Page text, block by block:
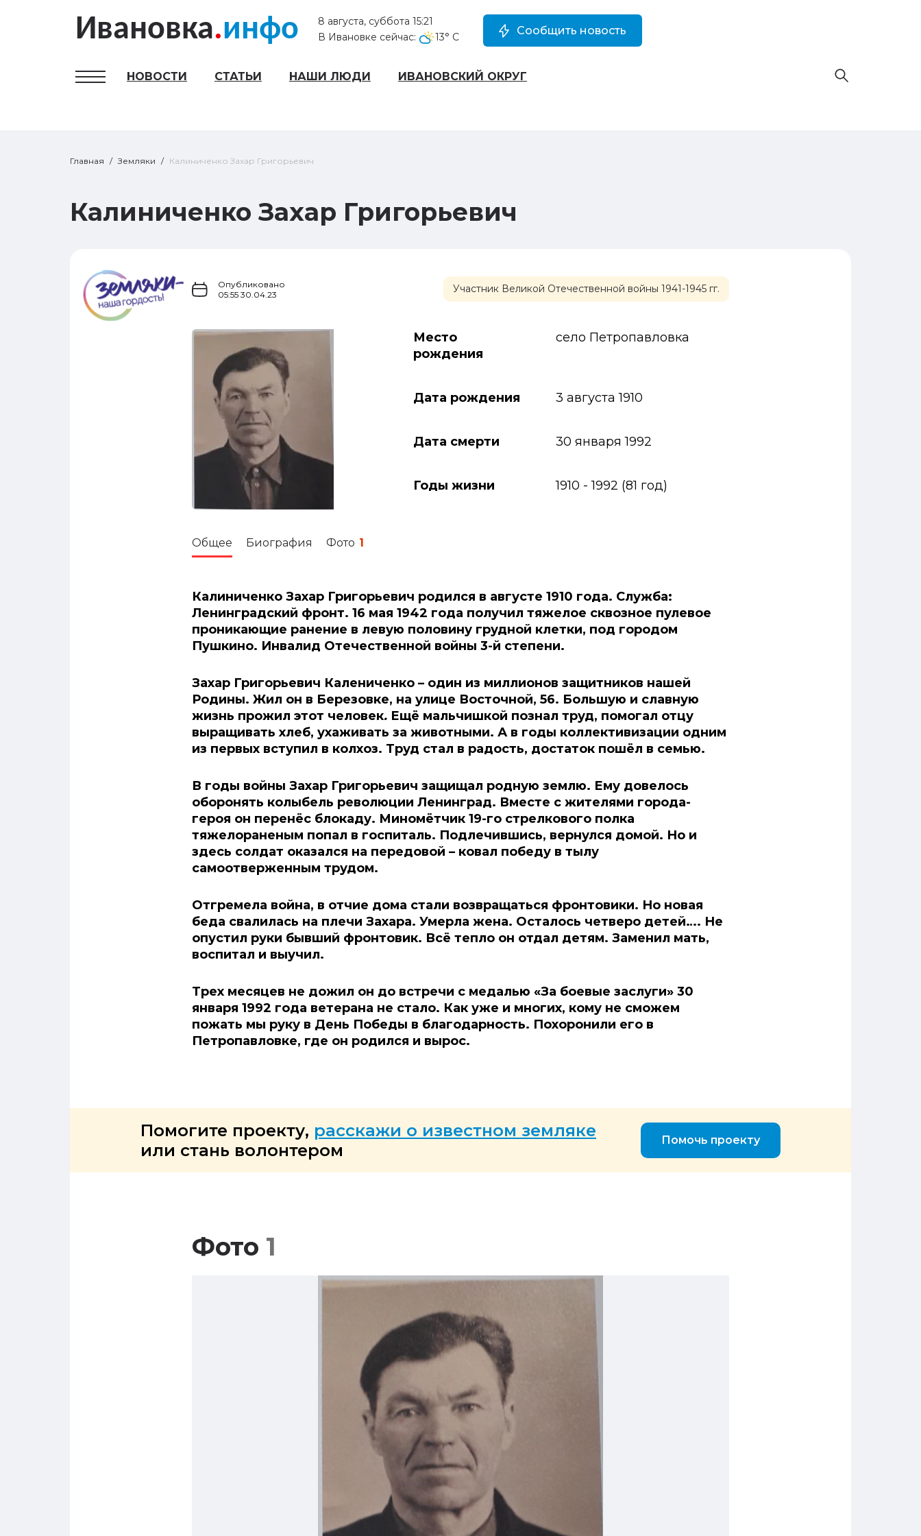
Ивановка.инфо
8 августа, суббота 15:21
В Ивановке сейчас:
13° C Сообщить новость
Гамбургер меню
НОВОСТИ СТАТЬИ НАШИ ЛЮДИ ИВАНОВСКИЙ ОКРУГ
Главная Земляки Калиниченко Захар Григорьевич
Калиниченко Захар Григорьевич
Опубликовано
05:55 30.04.23
Участник Великой Отечественной войны 1941-1945 гг.
Место
рождения
село Петропавловка
Дата рождения 3 августа 1910
Дата смерти 30 января 1992
Годы жизни 1910 - 1992 (81 год)
Общее Биография Фото 1
Калиниченко Захар Григорьевич родился в августе 1910 года. Служба:
Ленинградский фронт. 16 мая 1942 года получил тяжелое сквозное пулевое
проникающие ранение в левую половину грудной клетки, под городом
Пушкино. Инвалид Отечественной войны 3-й степени.
Захар Григорьевич Калениченко – один из миллионов защитников нашей
Родины. Жил он в Березовке, на улице Восточной, 56. Большую и славную
жизнь прожил этот человек. Ещё мальчишкой познал труд, помогал отцу
выращивать хлеб, ухаживать за животными. А в годы коллективизации одним
из первых вступил в колхоз. Труд стал в радость, достаток пошёл в семью.
В годы войны Захар Григорьевич защищал родную землю. Ему довелось
оборонять колыбель революции Ленинград. Вместе с жителями города-
героя он перенёс блокаду. Миномётчик 19-го стрелкового полка
тяжелораненым попал в госпиталь. Подлечившись, вернулся домой. Но и
здесь солдат оказался на передовой – ковал победу в тылу
самоотверженным трудом.
Отгремела война, в отчие дома стали возвращаться фронтовики. Но новая
беда свалилась на плечи Захара. Умерла жена. Осталось четверо детей…. Не
опустил руки бывший фронтовик. Всё тепло он отдал детям. Заменил мать,
воспитал и выучил.
Трех месяцев не дожил он до встречи с медалью «За боевые заслуги» 30
января 1992 года ветерана не стало. Как уже и многих, кому не сможем
пожать мы руку в День Победы в благодарность. Похоронили его в
Петропавловке, где он родился и вырос.
Помогите проекту, расскажи о известном земляке
или стань волонтером
Помочь проекту
Фото 1